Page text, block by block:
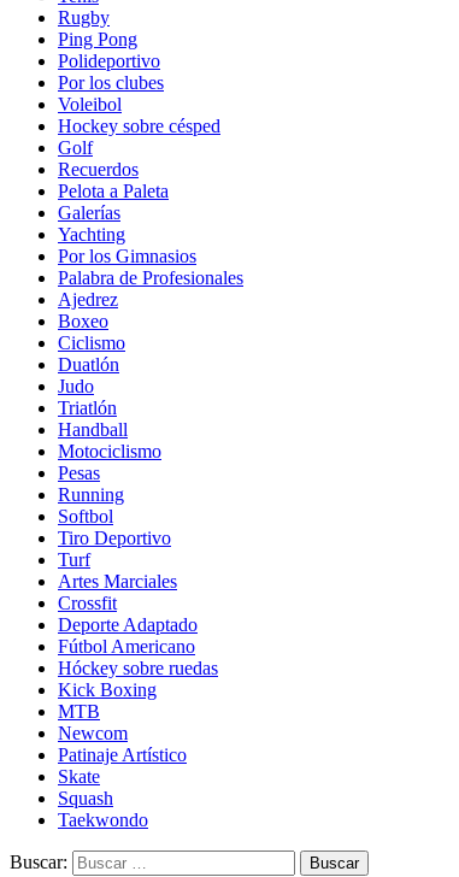
Rugby
Ping Pong
Polideportivo
Por los clubes
Voleibol
Hockey sobre césped
Golf
Recuerdos
Pelota a Paleta
Galerías
Yachting
Por los Gimnasios
Palabra de Profesionales
Ajedrez
Boxeo
Ciclismo
Duatlón
Judo
Triatlón
Handball
Motociclismo
Pesas
Running
Softbol
Tiro Deportivo
Turf
Artes Marciales
Crossfit
Deporte Adaptado
Fútbol Americano
Hóckey sobre ruedas
Kick Boxing
MTB
Newcom
Patinaje Artístico
Skate
Squash
Taekwondo
Buscar: